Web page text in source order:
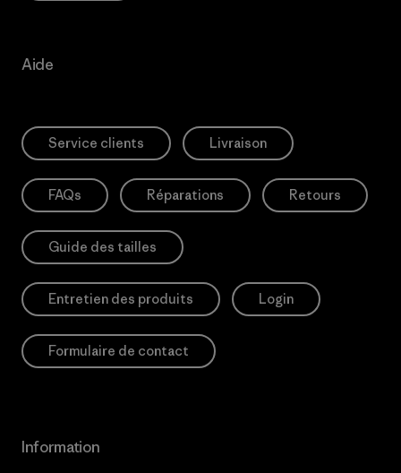
Aide
Service clients Livraison
FAQs Réparations Retours
Guide des tailles
Entretien des produits Login
Formulaire de contact
Information